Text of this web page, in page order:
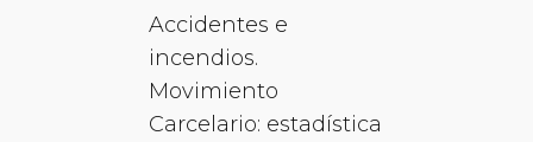
Accidentes e
incendios.
Movimiento
Carcelario: estadística